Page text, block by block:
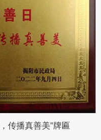
传播真善美”牌匾